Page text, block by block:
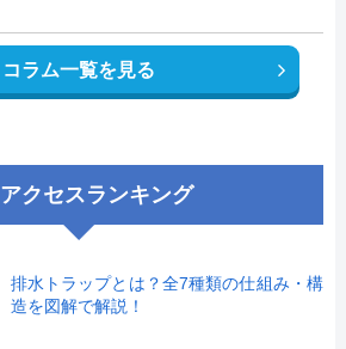
コラム一覧を見る
アクセスランキング
排水トラップとは？全7種類の仕組み・構
造を図解で解説！